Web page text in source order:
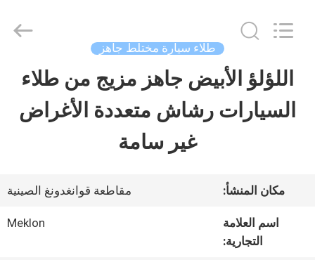
منزل
أشرطة
فيديو
Chemical
Reserved.
طلاء سيارة مختلط جاهز
اللؤلؤ الأبيض جاهز مزيج من طلاء
السيارات رشاش متعددة الأغراض
غير سامة
مكان المنشأ: مقاطعة قوانغدونغ الصينية
اسم العلامة
التجارية:
Meklon